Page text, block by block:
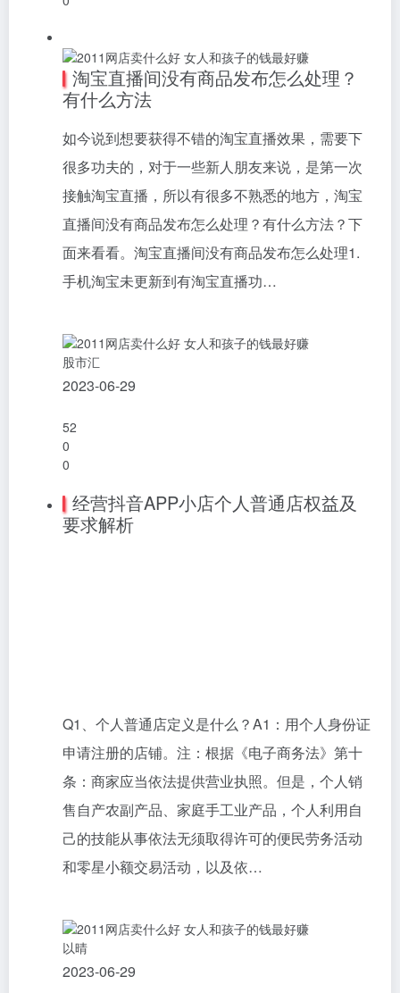
淘宝直播间没有商品发布怎么处理？
有什么方法
如今说到想要获得不错的淘宝直播效果，需要下
很多功夫的，对于一些新人朋友来说，是第一次
接触淘宝直播，所以有很多不熟悉的地方，淘宝
直播间没有商品发布怎么处理？有什么方法？下
面来看看。淘宝直播间没有商品发布怎么处理1.
手机淘宝未更新到有淘宝直播功…
股市汇
2023-06-29
52
0
0
经营抖音APP小店个人普通店权益及
要求解析
Q1、个人普通店定义是什么？A1：用个人身份证
申请注册的店铺。注：根据《电子商务法》第十
条：商家应当依法提供营业执照。但是，个人销
售自产农副产品、家庭手工业产品，个人利用自
己的技能从事依法无须取得许可的便民劳务活动
和零星小额交易活动，以及依…
以晴
2023-06-29